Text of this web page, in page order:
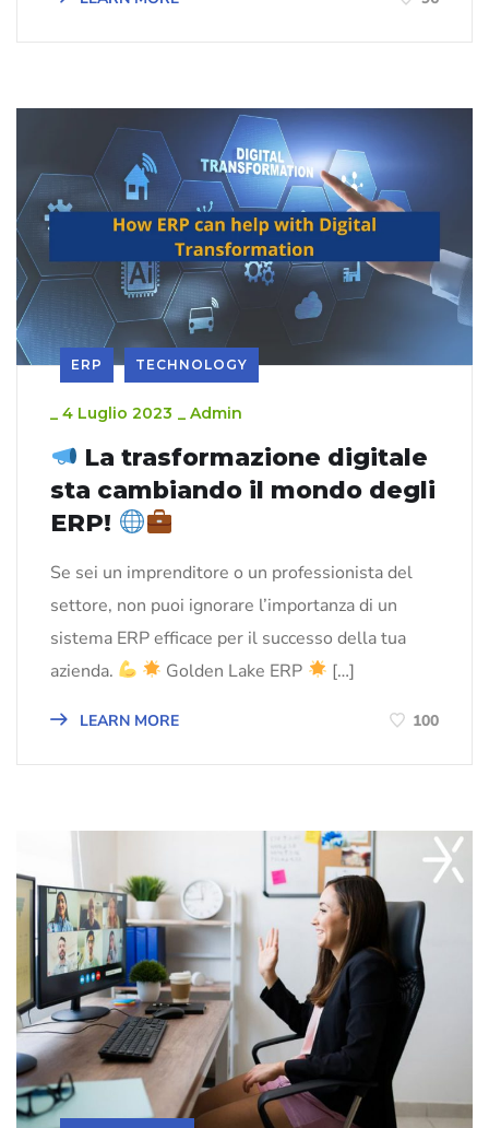
ERP TECHNOLOGY
_ 4 Luglio 2023 _ Admin
La trasformazione digitale
sta cambiando il mondo degli
ERP!
Se sei un imprenditore o un professionista del
settore, non puoi ignorare l’importanza di un
sistema ERP efficace per il successo della tua
azienda.
Golden Lake ERP […]
LEARN MORE 100